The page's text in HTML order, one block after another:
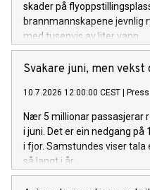
skader på
brannmannskapene jevnlig
med tusenvis av liter vann.
Svakare juni, men
10.7.2026 12:00:00 CEST
Nær 5 millionar passasjerar
i juni. Det er ein nedgang
i fjor. Samstundes viser tala
så langt i år.